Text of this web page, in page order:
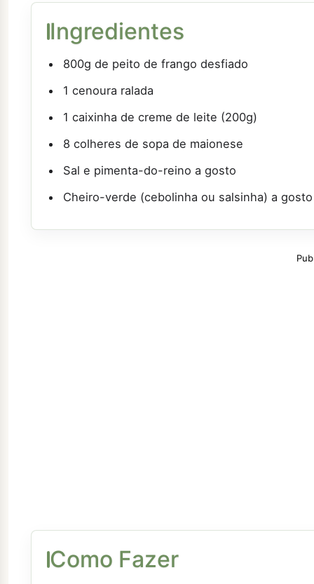
Ingredientes
800g de peito de frango desfiado
1 cenoura ralada
1 caixinha de creme de leite (200g)
8 colheres de sopa de maionese
Sal e pimenta-do-reino a gosto
Cheiro-verde (cebolinha ou salsinha) a gosto
Como Fazer